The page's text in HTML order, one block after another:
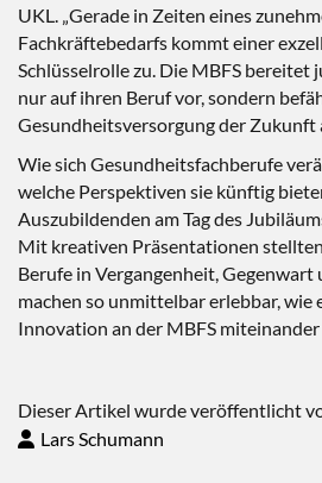
UKL. „Gerade in Zeiten eines
Fachkräftebedarfs kommt einer
Schlüsselrolle zu. Die MBFS bereitet
nur auf ihren Beruf vor, sondern
Gesundheitsversorgung der Zukunft
Wie sich Gesundheitsfachberufe
welche Perspektiven sie künftig
Auszubildenden am Tag des
Mit kreativen Präsentationen
Berufe in Vergangenheit,
machen so unmittelbar erlebbar, wie
Innovation an der MBFS
Dieser Artikel wurde veröffentlicht
Lars Schumann